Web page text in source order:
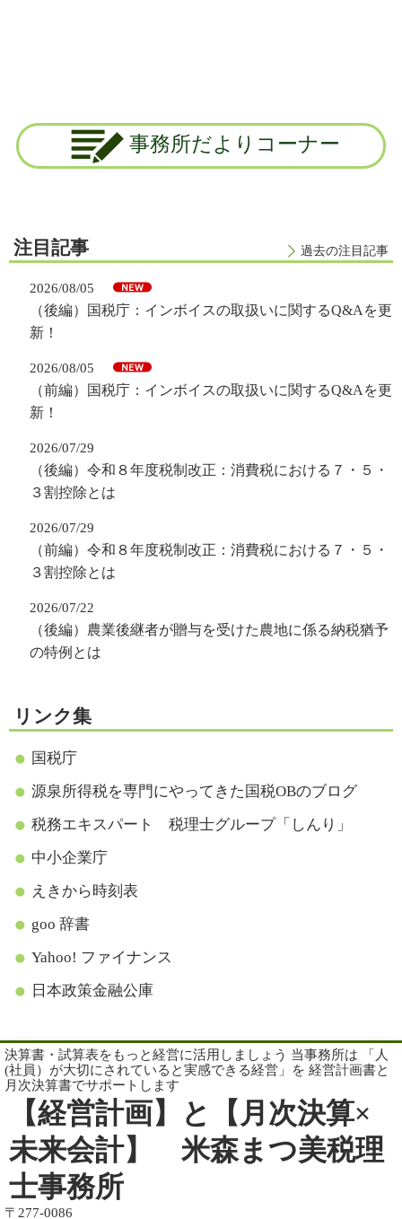
事務所だよりコーナー
注目記事 過去の注目記事
2026/08/05
（後編）国税庁：インボイスの取扱いに関するQ&Aを更
新！
2026/08/05
（前編）国税庁：インボイスの取扱いに関するQ&Aを更
新！
2026/07/29
（後編）令和８年度税制改正：消費税における７・５・
３割控除とは
2026/07/29
（前編）令和８年度税制改正：消費税における７・５・
３割控除とは
2026/07/22
（後編）農業後継者が贈与を受けた農地に係る納税猶予
の特例とは
リンク集
国税庁
源泉所得税を専門にやってきた国税OBのブログ
税務エキスパート 税理士グループ「しんり」
中小企業庁
えきから時刻表
goo 辞書
Yahoo! ファイナンス
日本政策金融公庫
決算書・試算表をもっと経営に活用しましょう 当事務所は 「人
(社員）が大切にされていると実感できる経営」を 経営計画書と
月次決算書でサポートします
【経営計画】と【月次決算×
未来会計】 米森まつ美税理
士事務所
〒277-0086